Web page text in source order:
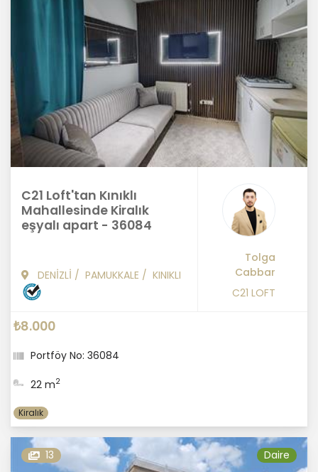
C21 Loft'tan Kınıklı
Mahallesinde Kiralık
eşyalı apart - 36084
DENİZLİ / PAMUKKALE / KINIKLI
Tolga
Cabbar
C21 LOFT
₺8.000
Portföy No: 36084
22 m2
Kiralık
13 Daire